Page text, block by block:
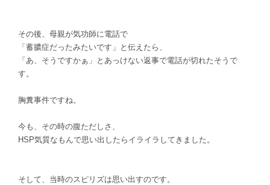
その後、母親が気功師に電話で
「蓄膿症だったみたいです」と伝えたら、
「あ、そうですかぁ」とあっけない返事で電話が切れたそうで
す。
胸糞事件ですね。
今も、その時の腹ただしさ、
HSP気質なもんで思い出したらイライラしてきました。
そして、当時のスピリズは思い出すのです。